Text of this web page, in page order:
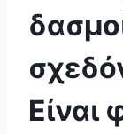
Είναι